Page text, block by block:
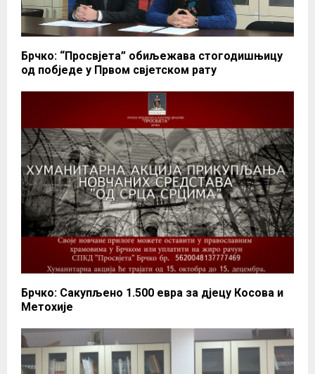
Брчко: “Просвјета” обиљежава стогодишњицу
од побједе у Првом свјетском рату
Брчко: Сакупљено 1.500 евра за дјецу Косова и
Mетохије